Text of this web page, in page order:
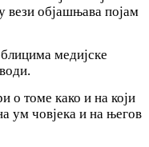
вези објашњава појам
медијске
о томе како и на који
ум човјека и на његов